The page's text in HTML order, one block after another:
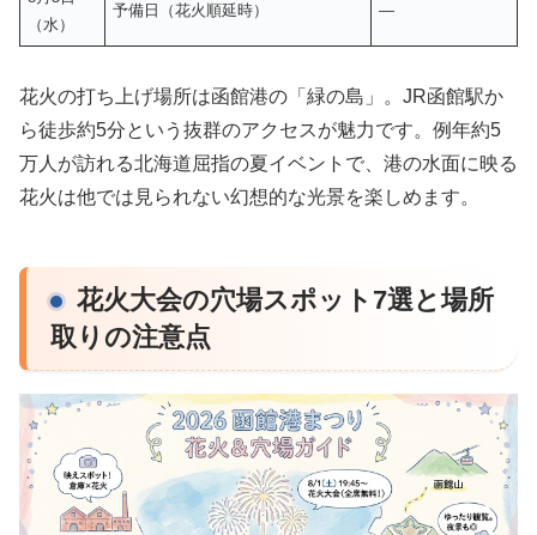
（水）
予備日（花火順延時） —
花火の打ち上げ場所は函館港の「緑の島」。JR函館駅か
ら徒歩約5分という抜群のアクセスが魅力です。例年約5
万人が訪れる北海道屈指の夏イベントで、港の水面に映る
花火は他では見られない幻想的な光景を楽しめます。
花火大会の穴場スポット7選と場所
取りの注意点